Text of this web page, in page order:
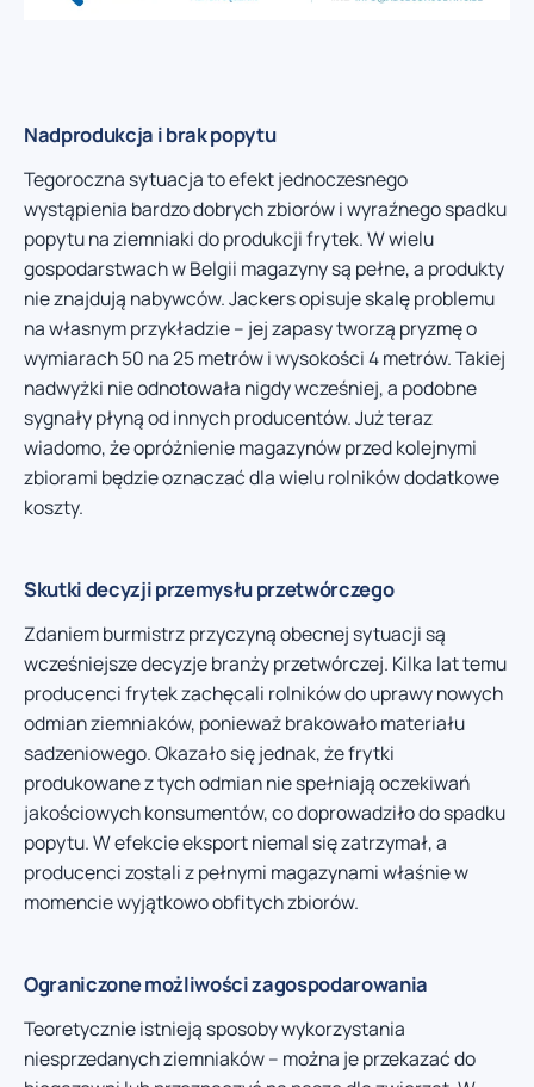
Nadprodukcja i brak popytu
Tegoroczna sytuacja to efekt jednoczesnego
wystąpienia bardzo dobrych zbiorów i wyraźnego spadku
popytu na ziemniaki do produkcji frytek. W wielu
gospodarstwach w Belgii magazyny są pełne, a produkty
nie znajdują nabywców. Jackers opisuje skalę problemu
na własnym przykładzie – jej zapasy tworzą pryzmę o
wymiarach 50 na 25 metrów i wysokości 4 metrów. Takiej
nadwyżki nie odnotowała nigdy wcześniej, a podobne
sygnały płyną od innych producentów. Już teraz
wiadomo, że opróżnienie magazynów przed kolejnymi
zbiorami będzie oznaczać dla wielu rolników dodatkowe
koszty.
Skutki decyzji przemysłu przetwórczego
Zdaniem burmistrz przyczyną obecnej sytuacji są
wcześniejsze decyzje branży przetwórczej. Kilka lat temu
producenci frytek zachęcali rolników do uprawy nowych
odmian ziemniaków, ponieważ brakowało materiału
sadzeniowego. Okazało się jednak, że frytki
produkowane z tych odmian nie spełniają oczekiwań
jakościowych konsumentów, co doprowadziło do spadku
popytu. W efekcie eksport niemal się zatrzymał, a
producenci zostali z pełnymi magazynami właśnie w
momencie wyjątkowo obfitych zbiorów.
Ograniczone możliwości zagospodarowania
Teoretycznie istnieją sposoby wykorzystania
niesprzedanych ziemniaków – można je przekazać do